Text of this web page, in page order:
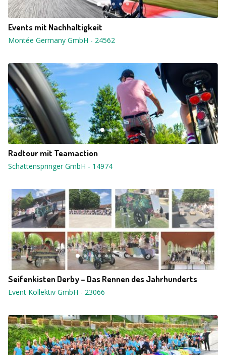
Events mit Nachhaltigkeit
Montée Germany GmbH - 24562
Radtour mit Teamaction
Schattenspringer GmbH - 14974
Seifenkisten Derby – Das Rennen des Jahrhunderts
Event Kollektiv GmbH - 23066